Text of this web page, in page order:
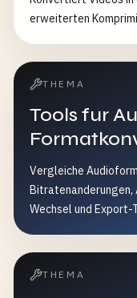
erweiterten
THEMA
Tools fur
Vergleiche
Wechsel und Export-
THEMA